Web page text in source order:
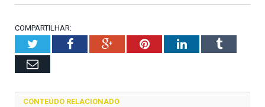
COMPARTILHAR:
TwitterFacebookGoogle+PinterestLinkedInTumblr
Email
CONTEÚDO RELACIONADO